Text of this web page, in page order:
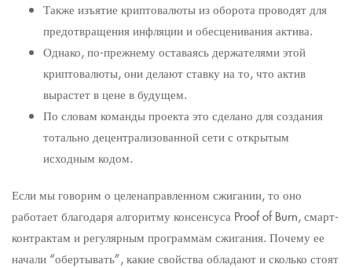
Также изъятие криптовалюты из оборота проводят для
предотвращения инфляции и обесценивания актива.
Однако, по-прежнему оставаясь держателями этой
криптовалюты, они делают ставку на то, что актив
вырастет в цене в будущем.
По словам команды проекта это сделано для создания
тотально децентрализованной сети с открытым
исходным кодом.
Если мы говорим о целенаправленном сжигании, то оно
работает благодаря алгоритму консенсуса Proof of Burn, смарт-
контрактам и регулярным программам сжигания. Почему ее
начали “обертывать”, какие свойства обладают и сколько стоят